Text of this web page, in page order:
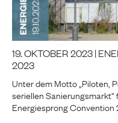
19. OKTOBER 2023 |
2023
Unter dem Motto „Piloten,
seriellen Sanierungsmarkt“
Energiesprong Convention